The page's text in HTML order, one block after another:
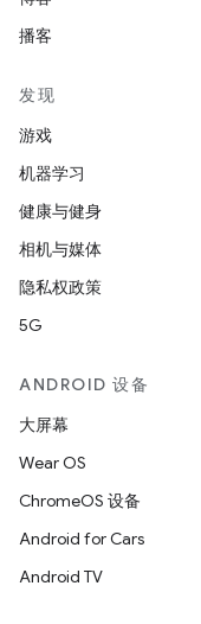
播客
发现
游戏
机器学习
健康与健身
相机与媒体
隐私权政策
5G
ANDROID 设备
大屏幕
Wear OS
ChromeOS 设备
Android for Cars
Android TV